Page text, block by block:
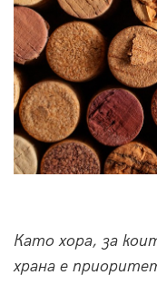
Като хора, за
храна е